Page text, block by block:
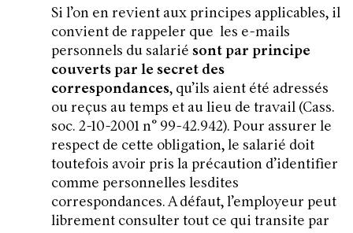
Si l’on en revient aux principes applicables, il
convient de rappeler que les e-mails
personnels du salariésont par principe
couverts par le secret des
correspondances, qu’ils aient été adressés
ou reçus au temps et au lieu de travail (Cass.
soc. 2-10-2001 n° 99-42.942). Pour assurer le
respect de cette obligation, le salarié doit
toutefois avoir pris la précaution d’identifier
comme personnelles lesdites
correspondances. A défaut, l’employeur peut
librement consulter tout ce qui transite par